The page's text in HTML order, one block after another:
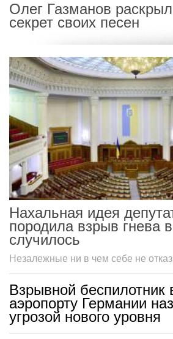
Олег Газманов
секрет своих песен
Нахальная идея
породила взрыв гнева
случилось
Незалежные ни в чем себе не
Взрывной беспилотник
аэропорту Германии
угрозой нового уровня